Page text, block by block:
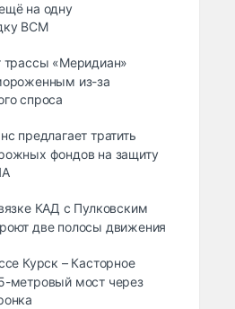
на одну
ВСМ
трассы «Меридиан»
из-за
спроса
предлагает тратить
фондов на защиту
КАД с Пулковским
две полосы движения
Курск – Касторное
метровый мост через